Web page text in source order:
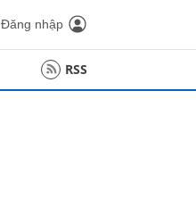
Đăng nhập
RSS